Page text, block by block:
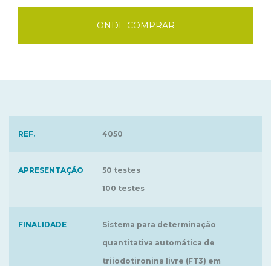
ONDE COMPRAR
REF. 4050
APRESENTAÇÃO
50 testes
100 testes
FINALIDADE
Sistema para determinação
quantitativa automática de
triiodotironina livre (FT3) em